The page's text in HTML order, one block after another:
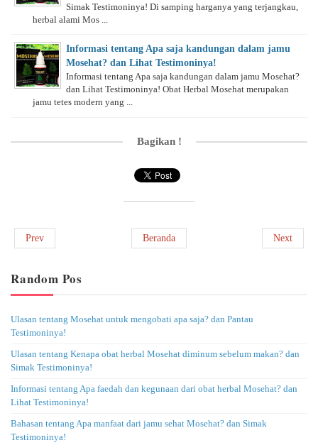
Simak Testimoninya! Di samping harganya yang terjangkau,
herbal alami Mos ...
Informasi tentang Apa saja kandungan dalam jamu
Mosehat? dan Lihat Testimoninya!
Informasi tentang Apa saja kandungan dalam jamu Mosehat?
dan Lihat Testimoninya! Obat Herbal Mosehat merupakan
jamu tetes modern yang ...
Bagikan !
Prev Next
Beranda
Random Pos
Ulasan tentang Mosehat untuk mengobati apa saja? dan Pantau
Testimoninya!
Ulasan tentang Kenapa obat herbal Mosehat diminum sebelum makan? dan
Simak Testimoninya!
Informasi tentang Apa faedah dan kegunaan dari obat herbal Mosehat? dan
Lihat Testimoninya!
Bahasan tentang Apa manfaat dari jamu sehat Mosehat? dan Simak
Testimoninya!